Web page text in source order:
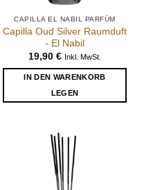
CAPILLA EL NABIL PARFÜM
Capilla Oud Silver Raumduft
- El Nabil
19,90 € Inkl. MwSt.
IN DEN WARENKORB
LEGEN